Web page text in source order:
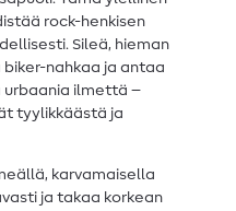
rock-henkisen
Sileä, hieman
nahkaa ja antaa
ilmettä –
tyylikkäästä ja
karvamaisella
ja takaa korkean